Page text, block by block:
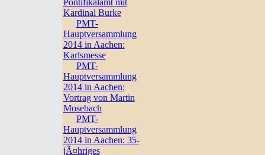
Pontifikalamt mit
Kardinal Burke
PMT-
Hauptversammlung
2014 in Aachen:
Karlsmesse
PMT-
Hauptversammlung
2014 in Aachen:
Vortrag von Martin
Mosebach
PMT-
Hauptversammlung
2014 in Aachen: 35-
jÃ¤hriges